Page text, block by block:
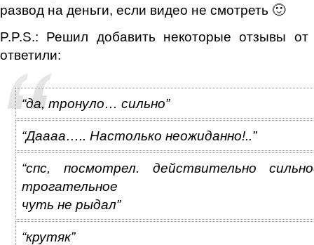
развод на деньги, если видео не смотреть 🙂
P.P.S.: Решил добавить некоторые отзывы
ответили:
“да, тронуло… сильно”
“Даааа….. Настолько неожиданно!..”
“спс, посмотрел. действительно
трогательное
чуть не рыдал”
“крутяк”